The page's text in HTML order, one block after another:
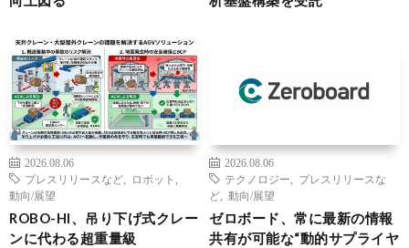
2026.08.06
プレスリリースなど
ロボット
動向/展望
ROBO-HI、吊り下げ式クレー
ンに代わる超重量級
2026.08.06
テクノロジー
プレスリリースな
ど
動向/展望
ゼロボード、常に最新の情報
共有が可能な“動的サプライヤ